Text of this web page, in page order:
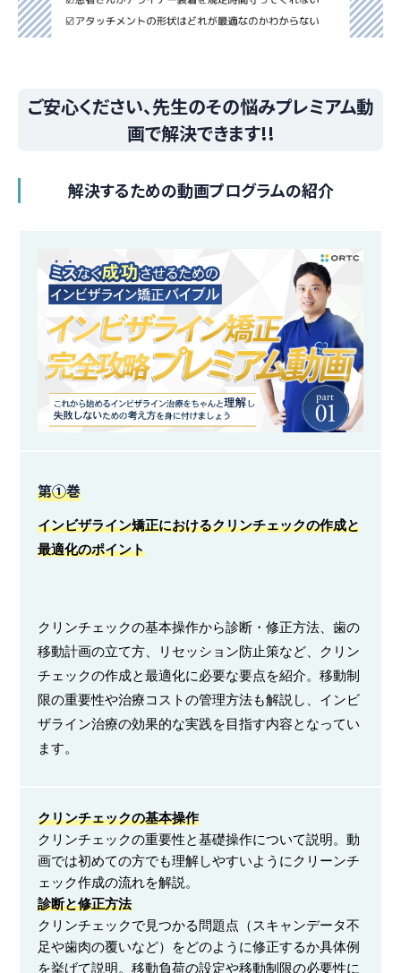
ご安心ください、先生のその悩みプレミアム動
画で解決できます!!
解決するための動画プログラムの紹介
第①巻
インビザライン矯正におけるクリンチェックの作成と
最適化のポイント
クリンチェックの基本操作から診断・修正方法、歯の
移動計画の立て方、リセッション防止策など、クリン
チェックの作成と最適化に必要な要点を紹介。移動制
限の重要性や治療コストの管理方法も解説し、インビ
ザライン治療の効果的な実践を目指す内容となってい
ます。
クリンチェックの基本操作
クリンチェックの重要性と基礎操作について説明。動
画では初めての方でも理解しやすいようにクリーンチ
ェック作成の流れを解説。
診断と修正方法
クリンチェックで見つかる問題点（スキャンデータ不
足や歯肉の覆いなど）をどのように修正するか具体例
を挙げて説明。移動負荷の設定や移動制限の必要性に